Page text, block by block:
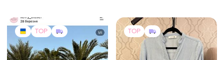
,український бренд staff,s
TOP TOP